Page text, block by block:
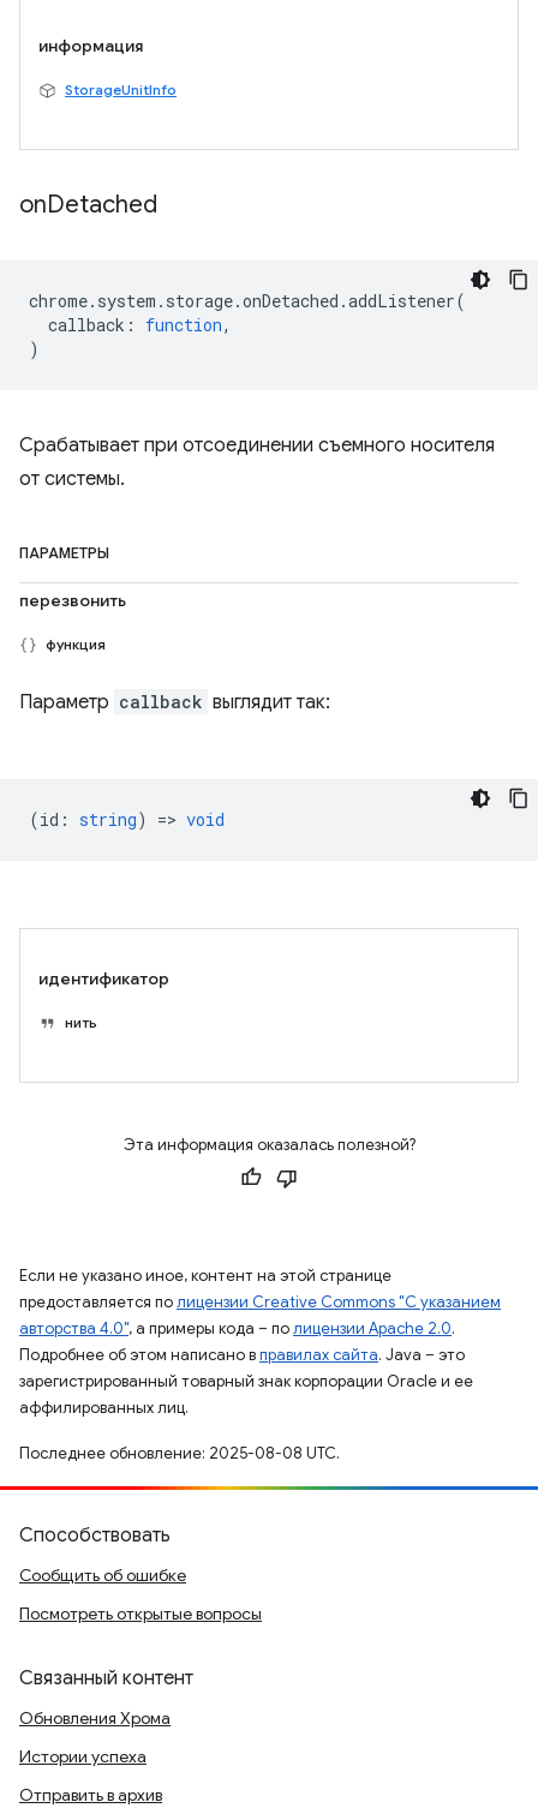
информация
StorageUnitInfo
onDetached
chrome. system . storage.onDetached .addListener(
callback : function,
)
Срабатывает при отсоединении съемного носителя
от системы.
ПАРАМЕТРЫ
перезвонить
функция
Параметр callback выглядит так:
(id : string) => void
идентификатор
нить
Эта информация оказалась полезной?
Если не указано иное, контент на этой странице
предоставляется полицензии Creative Commons "С указанием
авторства 4.0", а примеры кода – полицензии Apache 2.0.
Подробнее об этом написано вправилах сайта. Java – это
зарегистрированный товарный знак корпорации Oracle и ее
аффилированных лиц.
Последнее обновление: 2025-08-08 UTC.
Способствовать
Сообщить об ошибке
Посмотреть открытые вопросы
Связанный контент
Обновления Хрома
Истории успеха
Отправить в архив